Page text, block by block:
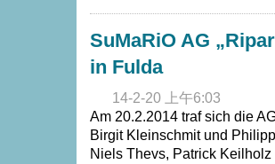
SuMaRiO AG
in Fulda
14-2-20 上午6:03
Am 20.2.2014 traf sich die
Birgit Kleinschmit und
Niels Thevs, Patrick